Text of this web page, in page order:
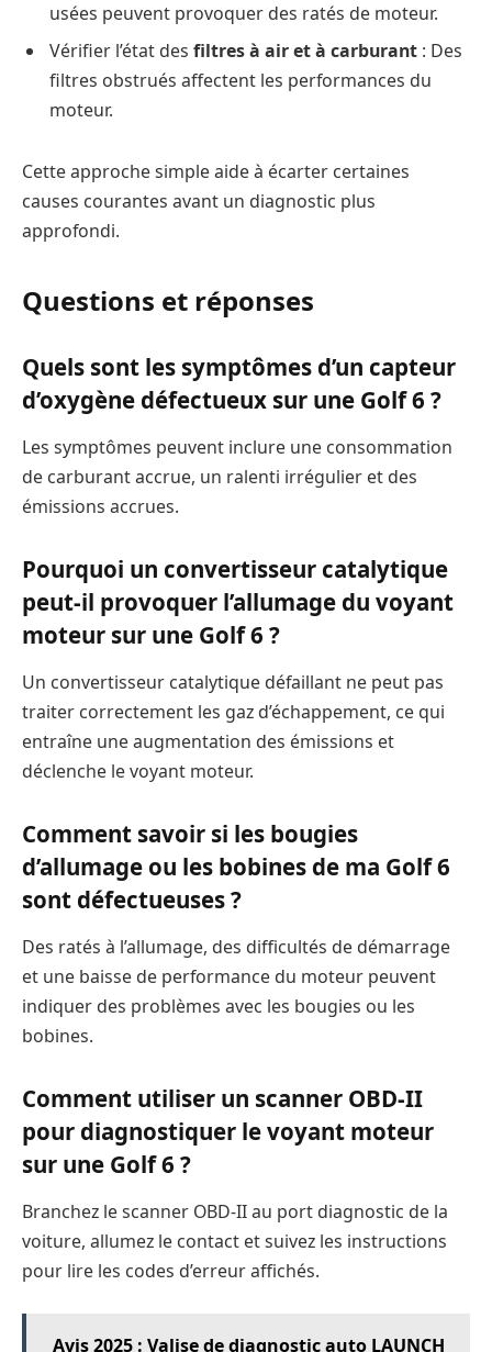
usées peuvent provoquer des ratés de moteur.
Vérifier l’état des filtres à air et à carburant : Des
filtres obstrués affectent les performances du
moteur.
Cette approche simple aide à écarter certaines
causes courantes avant un diagnostic plus
approfondi.
Questions et réponses
Quels sont les symptômes d’un capteur
d’oxygène défectueux sur une Golf 6 ?
Les symptômes peuvent inclure une consommation
de carburant accrue, un ralenti irrégulier et des
émissions accrues.
Pourquoi un convertisseur catalytique
peut-il provoquer l’allumage du voyant
moteur sur une Golf 6 ?
Un convertisseur catalytique défaillant ne peut pas
traiter correctement les gaz d’échappement, ce qui
entraîne une augmentation des émissions et
déclenche le voyant moteur.
Comment savoir si les bougies
d’allumage ou les bobines de ma Golf 6
sont défectueuses ?
Des ratés à l’allumage, des difficultés de démarrage
et une baisse de performance du moteur peuvent
indiquer des problèmes avec les bougies ou les
bobines.
Comment utiliser un scanner OBD-II
pour diagnostiquer le voyant moteur
sur une Golf 6 ?
Branchez le scanner OBD-II au port diagnostic de la
voiture, allumez le contact et suivez les instructions
pour lire les codes d’erreur affichés.
Avis 2025 : Valise de diagnostic auto LAUNCH